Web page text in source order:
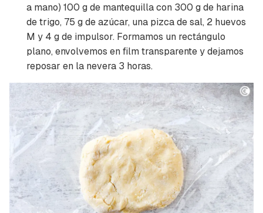
a mano) 100 g de mantequilla con 300 g de harina
de trigo, 75 g de azúcar, una pizca de sal, 2 huevos
M y 4 g de impulsor. Formamos un rectángulo
plano, envolvemos en film transparente y dejamos
reposar en la nevera 3 horas.